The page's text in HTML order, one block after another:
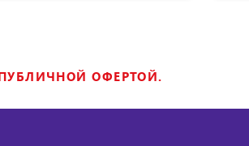
ОФЕРТОЙ.